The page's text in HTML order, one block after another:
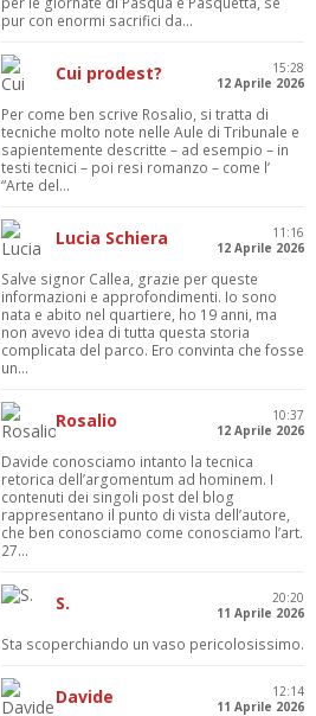
pur con enormi sacrifici da...
Cui prodest?
15:28
12 Aprile 2026
Per come ben scrive Rosalio, si tratta di
tecniche molto note nelle Aule di Tribunale e
sapientemente descritte – ad esempio – in
testi tecnici – poi resi romanzo – come l’
“Arte del...
Lucia Schiera
11:16
12 Aprile 2026
Salve signor Callea, grazie per queste
informazioni e approfondimenti. Io sono
nata e abito nel quartiere, ho 19 anni, ma
non avevo idea di tutta questa storia
complicata del parco. Ero convinta che fosse
un...
Rosalio
10:37
12 Aprile 2026
Davide conosciamo intanto la tecnica
retorica dell’argomentum ad hominem. I
contenuti dei singoli post del blog
rappresentano il punto di vista dell’autore,
che ben conosciamo come conosciamo l’art.
27...
S.
20:20
11 Aprile 2026
Sta scoperchiando un vaso pericolosissimo.
Davide
12:14
11 Aprile 2026